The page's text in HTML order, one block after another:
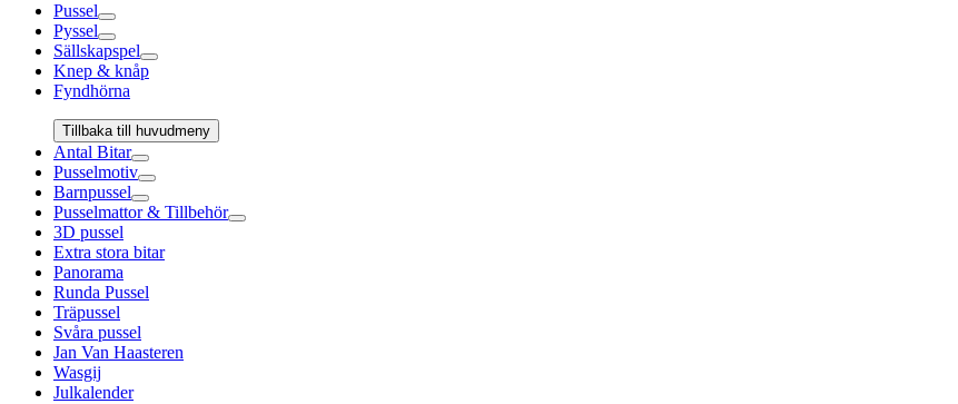
Pussel
Pyssel
Sällskapspel
Knep & knåp
Fyndhörna
Tillbaka till huvudmeny
Antal Bitar
Pusselmotiv
Barnpussel
Pusselmattor & Tillbehör
3D pussel
Extra stora bitar
Panorama
Runda Pussel
Träpussel
Svåra pussel
Jan Van Haasteren
Wasgij
Julkalender